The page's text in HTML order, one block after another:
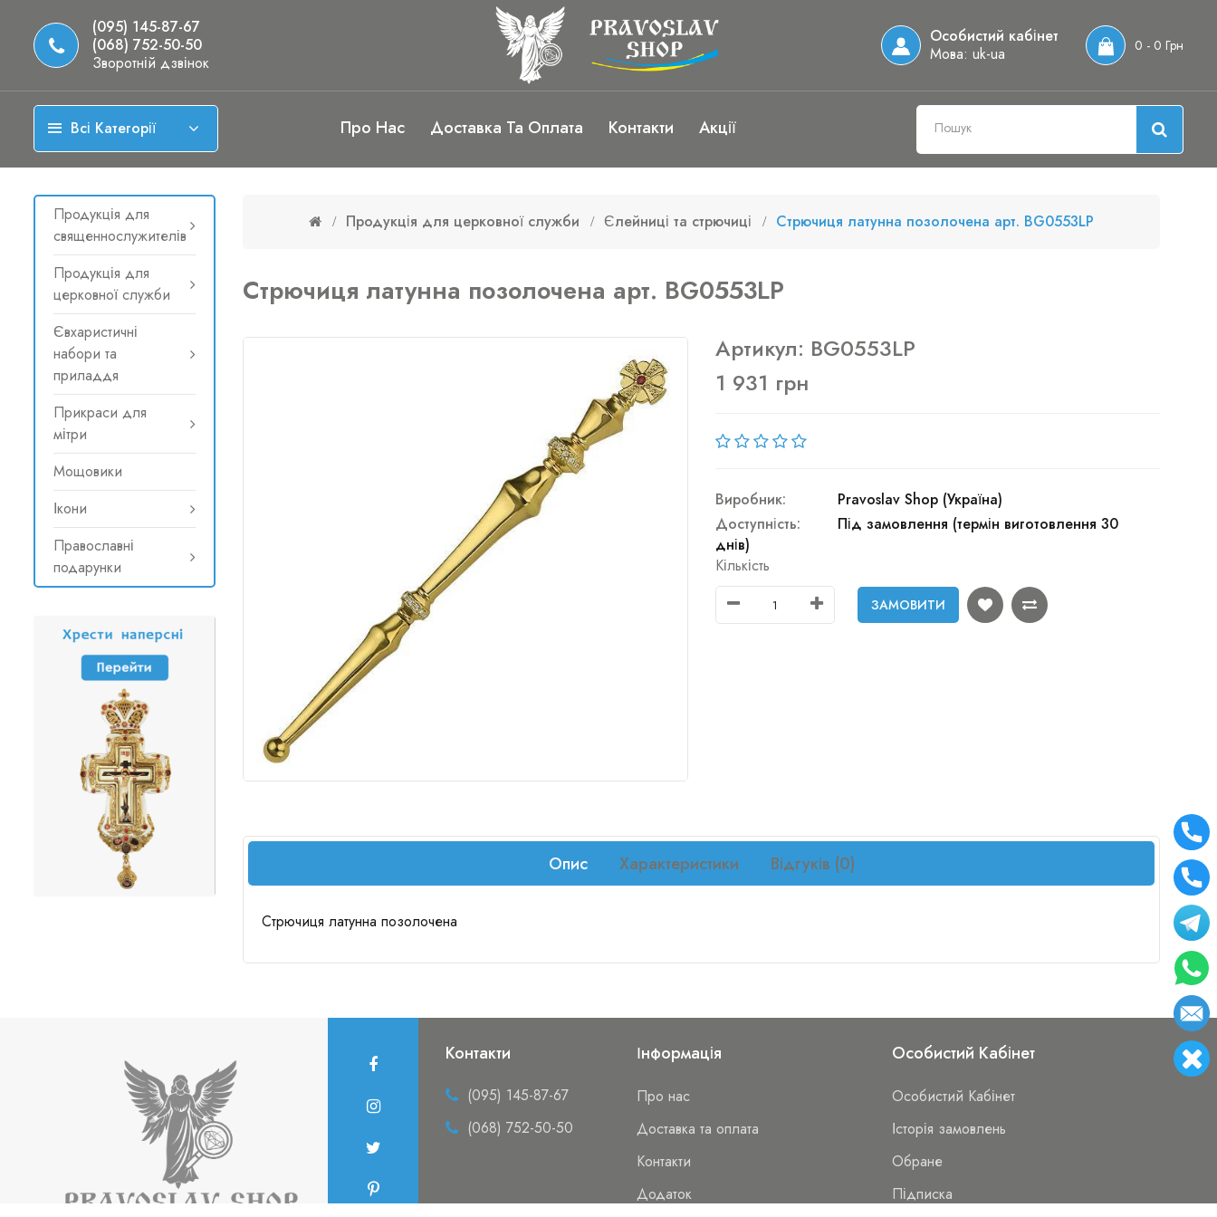
(095) 145-87-67
(068) 752-50-50
Зворотній дзвінок
Особистий кабінет
Мова: uk-ua 0 - 0 Грн
Всі Категорії Про Нас Доставка Та Оплата Контакти Акції
Продукція для
священнослужителів
Продукція для
церковної служби
Євхаристичні
набори та
приладдя
Прикраси для
мітри
Мощовики
Ікони
Православні
подарунки
Продукція для церковної служби Єлейниці та стрючиці Стрючиця латунна позолочена арт. BG0553LP
Стрючиця латунна позолочена арт. BG0553LP
Артикул: BG0553LP
1 931 грн
Виробник:
Pravoslav Shop (Україна)
Доступність:
Під замовлення (термін виготовлення 30
днів)
Кількість
ЗАМОВИТИ
Опис Характеристики Відгуків (0)
Стрючиця латунна позолочена
Контакти
(095) 145-87-67
(068) 752-50-50
Інформація
Про нас
Доставка та оплата
Контакти
Додаток
Особистий Кабінет
Особистий Кабінет
Історія замовлень
Обране
Підписка